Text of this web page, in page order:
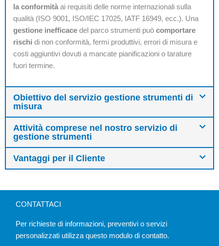
la conformità ai requisiti delle norme internazionali sulla
qualità (ISO 9001, ISO/IEC 17025, IATF 16949, ecc.). Una
gestione inefficace del parco strumenti può comportare
rischi di non conformità, fermi produttivi, errori di misura e
costi aggiuntivi dovuti a mancate pianificazioni o tarature
fuori termine.
Obiettivo del servizio gestione strumenti di
misura
Attività comprese nel nostro servizio di
gestione strumenti
Vantaggi per il Cliente
CONTATTACI
Per richieste di informazioni, preventivi o servizi
personalizzati utilizza questo modulo di contatto.